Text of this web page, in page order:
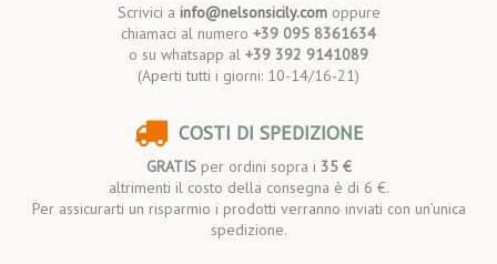
Scrivici a info@nelsonsicily.comoppure
chiamaci al numero +39 095 8361634
o su whatsapp al +39 392 9141089
(Aperti tutti i giorni: 10-14/16-21)
COSTI DI SPEDIZIONE
GRATISper ordini sopra i 35 €
altrimenti il costo della consegna è di 6 €.
Per assicurarti un risparmio i prodotti verranno inviati con un’unica
spedizione.